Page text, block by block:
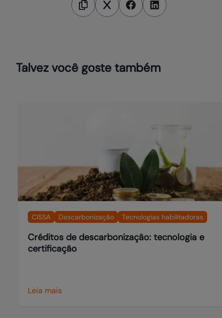
Talvez você goste também
CISSA Descarbonização Tecnologias habilitadoras
Créditos de descarbonização: tecnologia e
certificação
Leia mais